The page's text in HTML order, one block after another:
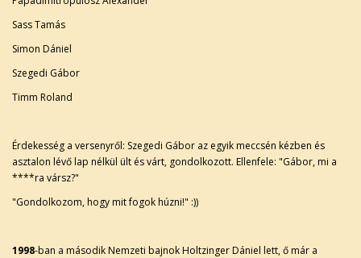
Sass Tamás
Simon Dániel
Szegedi Gábor
Timm Roland
Érdekesség a versenyről: Szegedi Gábor az egyik meccsén kézben és
asztalon lévő lap nélkül ült és várt, gondolkozott. Ellenfele: "Gábor, mi a
****ra vársz?"
"Gondolkozom, hogy mit fogok húzni!" :))
1998-ban a második Nemzeti bajnok Holtzinger Dániel lett, ő már a